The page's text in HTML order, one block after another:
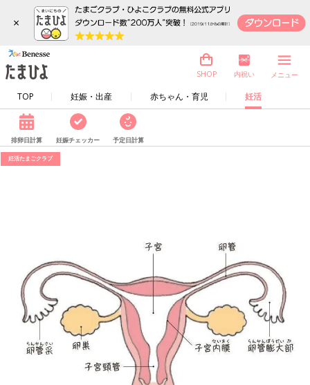
×
TOP 妊娠・出産 赤ちゃん・育児 妊活
SHOP 内祝い メニュー
排卵日計算 妊娠チェッカー 予定日計算
妊活たまごクラブ